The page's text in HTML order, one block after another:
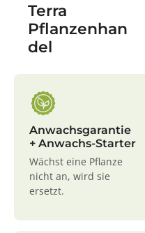
Terra
Pflanzenhan
del
Anwachsgarantie
+ Anwachs-Starter
Wächst eine Pflanze
nicht an, wird sie
ersetzt.